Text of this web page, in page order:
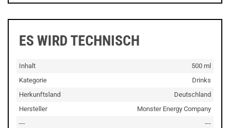
ES WIRD TECHNISCH
Inhalt
500 ml
Kategorie
Drinks
Herkunftsland
Deutschland
Hersteller
Monster Energy Company
---
---